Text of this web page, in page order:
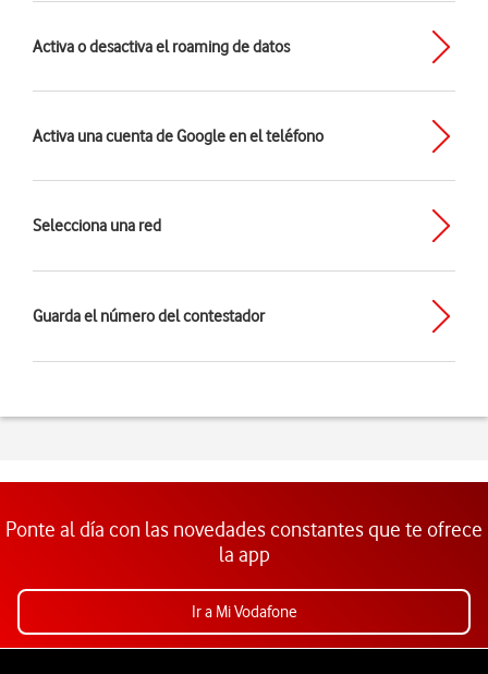
Activa o desactiva el roaming de datos
Activa una cuenta de Google en el teléfono
Selecciona una red
Guarda el número del contestador
Ponte al día con las novedades constantes que te ofrece
la app
Ir a Mi Vodafone